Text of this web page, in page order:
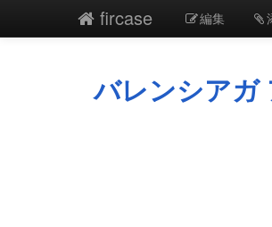
fircase 編集
バレンシアガ